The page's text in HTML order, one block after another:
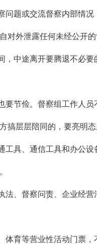
题或交流督察内部情况
外泄露任何未经公开的
中途离开要腾退不必要
节俭。督察组工作人员
层层陪同的，要亮明态
具、通信工具和办公设
法、督察问责、企业经
育等营业性活动门票，